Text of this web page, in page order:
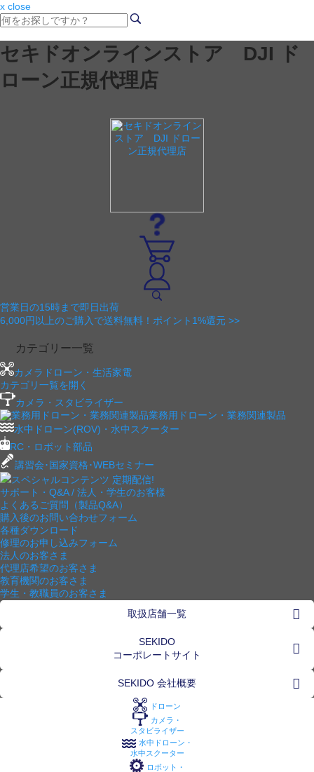
x close
セキドオンラインストア DJI ド
ローン正規代理店
営業日の15時まで即日出荷
6,000円以上のご購入で送料無料！ポイント1%還元 >>
カテゴリー一覧
カメラドローン・生活家電
カテゴリ一覧を開く
カメラ・スタビライザー
業務用ドローン・業務関連製品
水中ドローン(ROV)・水中スクーター
RC・ロボット部品
講習会･国家資格･WEBセミナー
スペシャルコンテンツ 定期配信!
サポート・Q&A / 法人・学生のお客様
よくあるご質問（製品Q&A）
購入後のお問い合わせフォーム
各種ダウンロード
修理のお申し込みフォーム
法人のお客さま
代理店希望のお客さま
教育機関のお客さま
学生・教職員のお客さま
取扱店舗一覧
SEKIDO
コーポレートサイト
SEKIDO 会社概要
ドローン
カメラ・
スタビライザー
水中ドローン・
水中スクーター
ロボット・